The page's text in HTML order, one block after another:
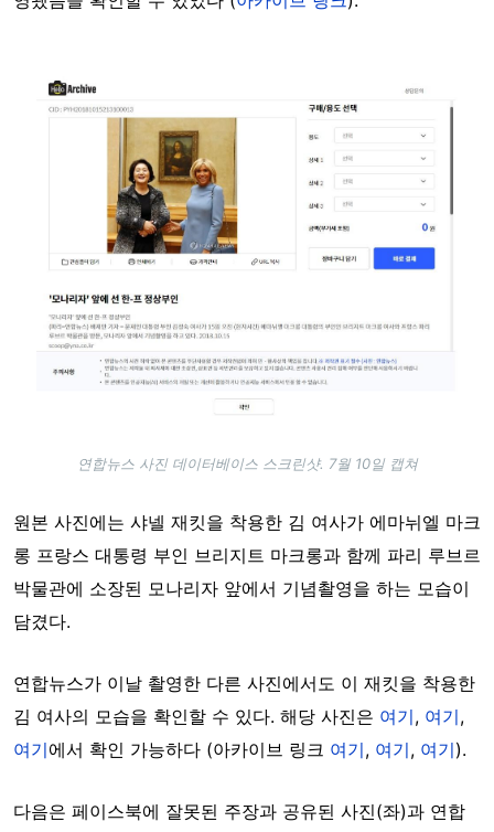
Image
연합뉴스 사진 데이터베이스 스크린샷. 7월 10일 캡쳐
원본 사진에는 샤넬 재킷을 착용한 김 여사가 에마뉘엘 마크
롱 프랑스 대통령 부인 브리지트 마크롱과 함께 파리 루브르
박물관에 소장된 모나리자 앞에서 기념촬영을 하는 모습이
담겼다.
연합뉴스가 이날 촬영한 다른 사진에서도 이 재킷을 착용한
김 여사의 모습을 확인할 수 있다. 해당 사진은 여기, 여기,
여기에서 확인 가능하다 (아카이브 링크 여기, 여기, 여기).
다음은 페이스북에 잘못된 주장과 공유된 사진(좌)과 연합